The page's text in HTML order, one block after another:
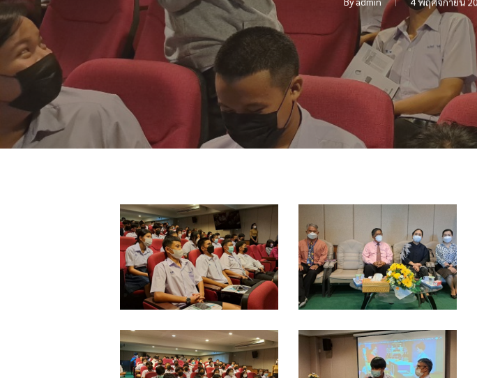
Hit enter to search or ESC to close
LINE_ALBUM_แนะแนว
รร.ท่า
ข้าม
พิทยา
รร.สวน
ป่า
เขา
ชะ
อางค์
รร.ท่า
ข้าม
พิทยา
รร.สวน
ป่า
เขา
อางค์
LINE_ALBUM_แนะแนว
รร.ท่า
LINE_ALBUM_แนะแนว
รร.ท่า